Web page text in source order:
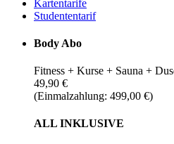
Kartentarife
Studententarif
Body Abo
Fitness + Kurse + Sauna +
49,90 €
(Einmalzahlung: 499,00 €)
ALL INKLUSIVE